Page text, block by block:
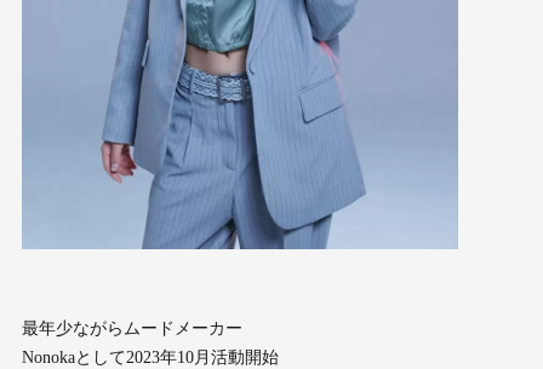
最年少ながらムードメーカー
Nonokaとして2023年10月活動開始